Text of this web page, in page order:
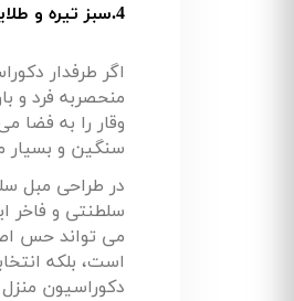
4.سبز تیره و طلایی برای یک انتخاب کلاسیک و باوقار
اگر طرفدار
منحصربه فرد و
وقار را به فضا
سنگین و بسیار
در طراحی مبل
سلطنتی و فاخر
می تواند حس
است، بلکه
دکوراسیون